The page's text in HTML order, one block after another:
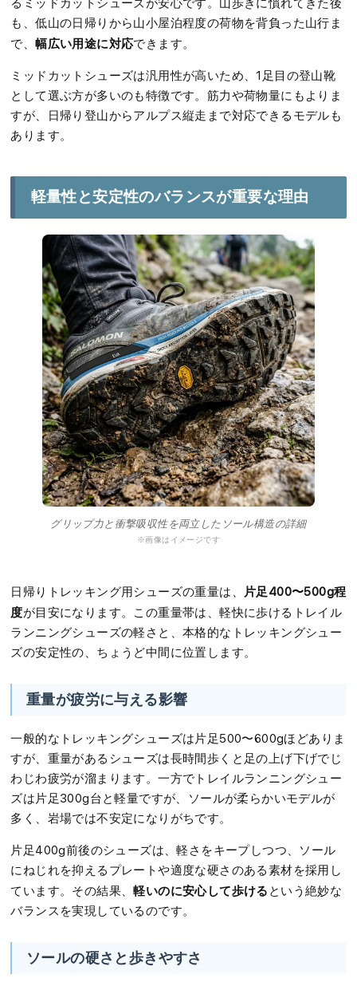
るミッドカットシューズが安心です。山歩きに慣れてきた後
も、低山の日帰りから山小屋泊程度の荷物を背負った山行ま
で、幅広い用途に対応できます。
ミッドカットシューズは汎用性が高いため、1足目の登山靴
として選ぶ方が多いのも特徴です。筋力や荷物量にもよりま
すが、日帰り登山からアルプス縦走まで対応できるモデルも
あります。
軽量性と安定性のバランスが重要な理由
グリップ力と衝撃吸収性を両立したソール構造の詳細
※画像はイメージです
日帰りトレッキング用シューズの重量は、
片足400〜500g程
度が目安になります。この重量帯は、軽快に歩けるトレイル
ランニングシューズの軽さと、本格的なトレッキングシュー
ズの安定性の、ちょうど中間に位置します。
重量が疲労に与える影響
一般的なトレッキングシューズは片足500〜600gほどありま
すが、重量があるシューズは長時間歩くと足の上げ下げでじ
わじわ疲労が溜まります。一方でトレイルランニングシュー
ズは片足300g台と軽量ですが、ソールが柔らかいモデルが
多く、岩場では不安定になりがちです。
片足400g前後のシューズは、軽さをキープしつつ、ソール
にねじれを抑えるプレートや適度な硬さのある素材を採用し
ています。その結果、軽いのに安心して歩ける という絶妙な
バランスを実現しているのです。
ソールの硬さと歩きやすさ